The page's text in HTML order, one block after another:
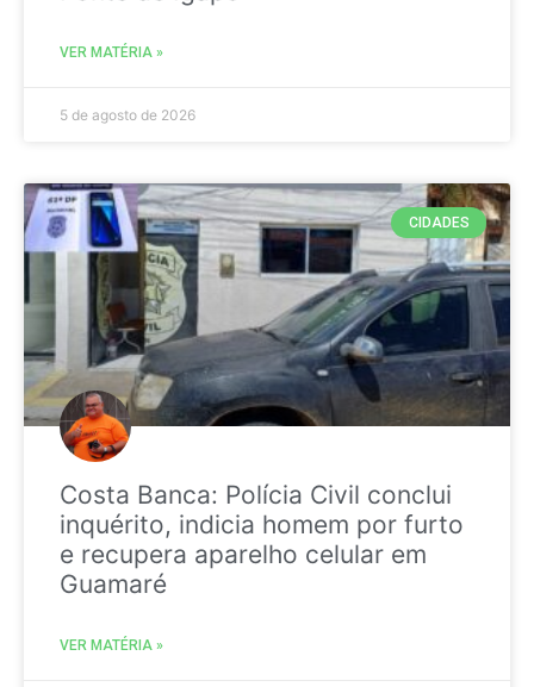
VER MATÉRIA »
5 de agosto de 2026
CIDADES
Costa Banca: Polícia Civil conclui
inquérito, indicia homem por furto
e recupera aparelho celular em
Guamaré
VER MATÉRIA »